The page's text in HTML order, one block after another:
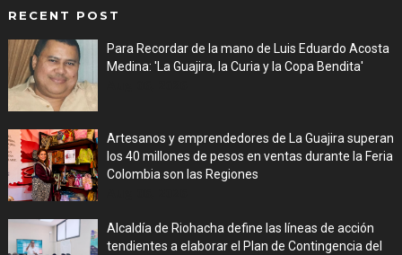
RECENT POST
Para Recordar de la mano de Luis Eduardo Acosta
Medina: 'La Guajira, la Curia y la Copa Bendita'
Artesanos y emprendedores de La Guajira superan
los 40 millones de pesos en ventas durante la Feria
Colombia son las Regiones
Alcaldía de Riohacha define las líneas de acción
tendientes a elaborar el Plan de Contingencia del